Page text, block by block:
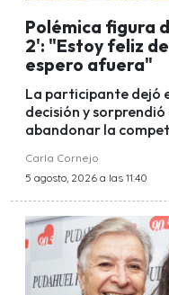
Polémica figura
2': "Estoy feliz
espero afuera"
La participante dejó
decisión y
abandonar la
Carla Cornejo
5 agosto, 2026 a las 11:40